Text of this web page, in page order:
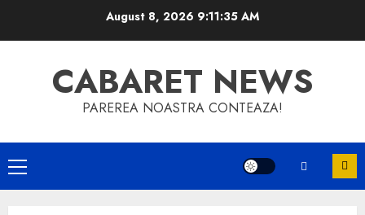
August 8, 2026 9:11:35 AM
CABARET NEWS
PAREREA NOASTRA CONTEAZA!
Primary
Menu